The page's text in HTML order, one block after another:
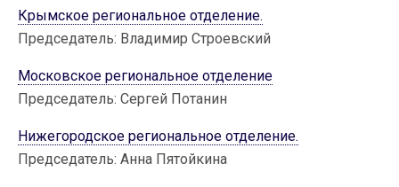
Крымское региональное отделение.
Председатель: Владимир Строевский
Московское региональное отделение
Председатель: Сергей Потанин
Нижегородское региональное отделение.
Председатель: Анна Пятойкина